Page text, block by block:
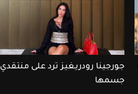
جورجينا رودريغيز ترد على منتقدي
جسمها